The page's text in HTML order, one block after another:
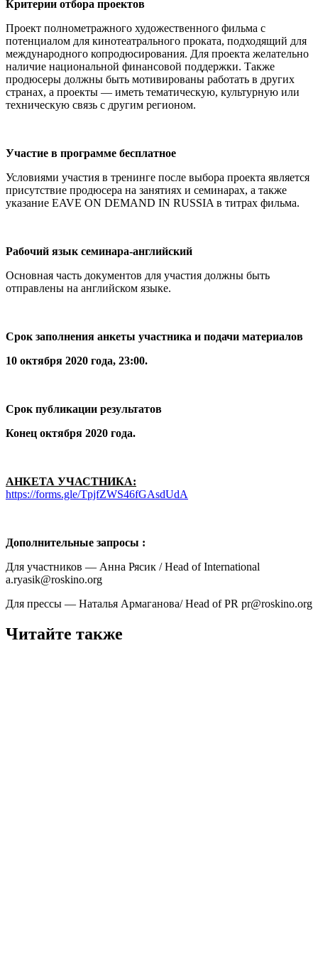
Критерии отбора проектов
Проект полнометражного художественного фильма с
потенциалом для кинотеатрального проката, подходящий для
международного копродюсирования. Для проекта желательно
наличие национальной финансовой поддержки. Также
продюсеры должны быть мотивированы работать в других
странах, а проекты — иметь тематическую, культурную или
техническую связь с другим регионом.
Участие в программе бесплатное
Условиями участия в тренинге после выбора проекта является
присутствие продюсера на занятиях и семинарах, а также
указание EAVE ON DEMAND IN RUSSIA в титрах фильма.
Рабочий язык семинара-английский
Основная часть документов для участия должны быть
отправлены на английском языке.
Срок заполнения анкеты участника и подачи материалов
10 октября 2020 года, 23:00.
Срок публикации результатов
Конец октября 2020 года.
АНКЕТА УЧАСТНИКА:
https://forms.gle/TpjfZWS46fGAsdUdA
Дополнительные запросы :
Для участников — Анна Рясик / Head of International
a.ryasik@roskino.org
Для прессы — Наталья Армаганова/ Head of PR pr@roskino.org
Читайте также